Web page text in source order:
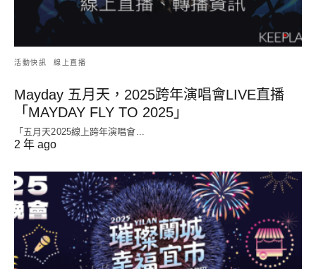
活動快訊 線上直播
Mayday 五月天，2025跨年演唱會LIVE直播
「MAYDAY FLY TO 2025」
「五月天2025線上跨年演唱會...
2 年 ago